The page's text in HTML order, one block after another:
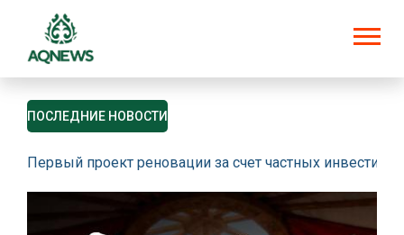
ПОСЛЕДНИЕ НОВОСТИ
Первый проект реновации за счет частных